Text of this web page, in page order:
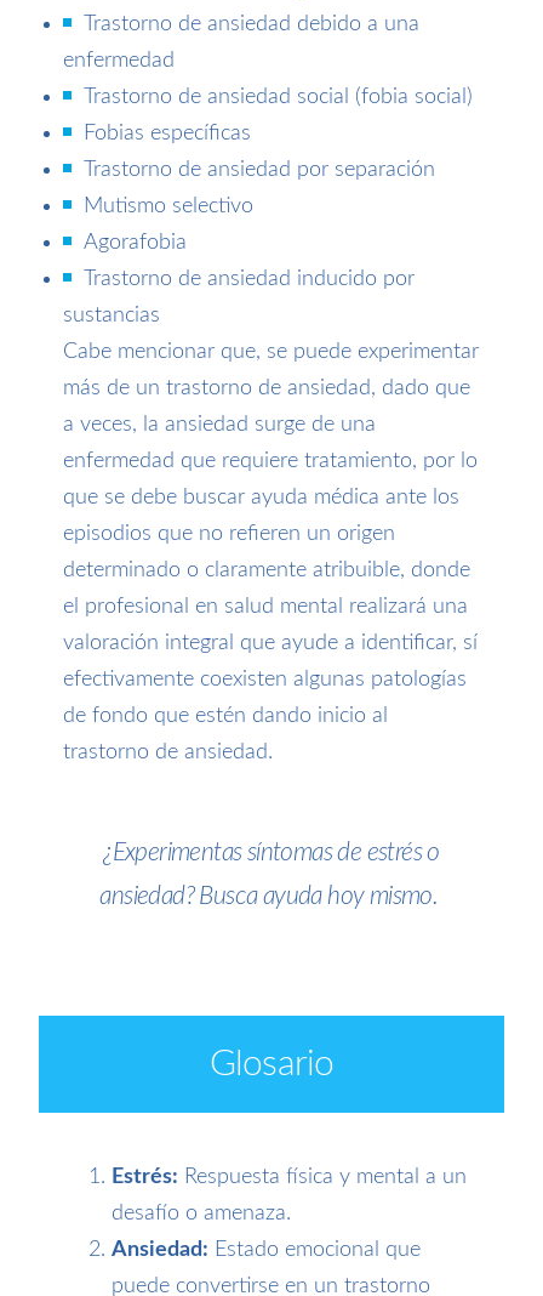
Trastorno de ansiedad debido a una
enfermedad
Trastorno de ansiedad social (fobia social)
Fobias específicas
Trastorno de ansiedad por separación
Mutismo selectivo
Agorafobia
Trastorno de ansiedad inducido por
sustancias
Cabe mencionar que, se puede experimentar
más de un trastorno de ansiedad, dado que
a veces, la ansiedad surge de una
enfermedad que requiere tratamiento, por lo
que se debe buscar ayuda médica ante los
episodios que no refieren un origen
determinado o claramente atribuible, donde
el profesional en salud mental realizará una
valoración integral que ayude a identificar, sí
efectivamente coexisten algunas patologías
de fondo que estén dando inicio al
trastorno de ansiedad.
¿Experimentas síntomas de estrés o
ansiedad? Busca ayuda hoy mismo.
Glosario
Estrés: Respuesta física y mental a un
desafío o amenaza.
Ansiedad: Estado emocional que
puede convertirse en un trastorno